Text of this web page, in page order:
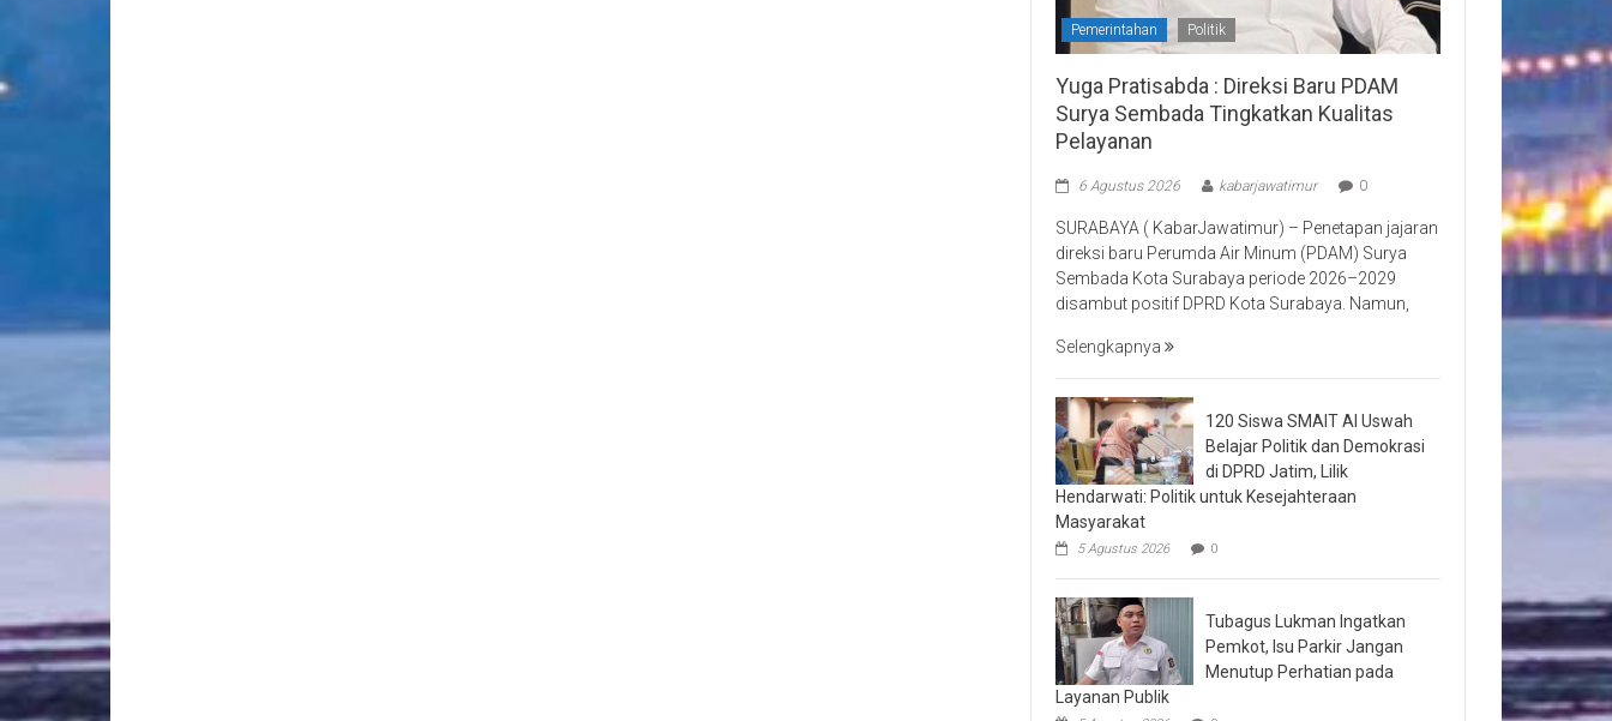
Pemerintahan Politik
Yuga Pratisabda : Direksi Baru PDAM
Surya Sembada Tingkatkan Kualitas
Pelayanan
6 Agustus 2026 kabarjawatimur 0
SURABAYA ( KabarJawatimur) – Penetapan jajaran
direksi baru Perumda Air Minum (PDAM) Surya
Sembada Kota Surabaya periode 2026–2029
disambut positif DPRD Kota Surabaya. Namun,
Selengkapnya
120 Siswa SMAIT Al Uswah
Belajar Politik dan Demokrasi
di DPRD Jatim, Lilik
Hendarwati: Politik untuk Kesejahteraan
Masyarakat
5 Agustus 2026 0
Tubagus Lukman Ingatkan
Pemkot, Isu Parkir Jangan
Menutup Perhatian pada
Layanan Publik